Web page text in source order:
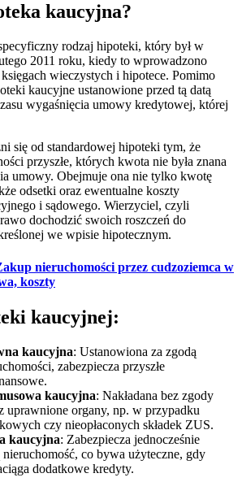
kaucyjna?
rodzaj hipoteki, który był w
2011 roku, kiedy to wprowadzono
wieczystych i hipotece. Pomimo
kaucyjne ustanowione przed tą datą
wygaśnięcia umowy kredytowej, której
się od standardowej hipoteki tym, że
przyszłe, których kwota nie była znana
umowy. Obejmuje ona nie tylko kwotę
odsetki oraz ewentualne koszty
i sądowego. Wierzyciel, czyli
dochodzić swoich roszczeń do
we wpisie hipotecznym.
nieruchomości przez cudzoziemca w
koszty
kaucyjnej:
kaucyjna: Ustanowiona za zgodą
zabezpiecza przyszłe
kaucyjna: Nakładana bez zgody
uprawnione organy, np. w przypadku
czy nieopłaconych składek ZUS.
kaucyjna: Zabezpiecza jednocześnie
co bywa użyteczne, gdy
dodatkowe kredyty.